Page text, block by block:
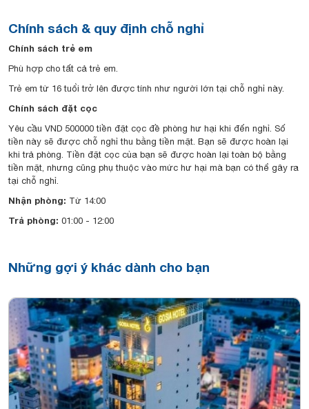
Chính sách & quy định chỗ nghỉ
Chính sách trẻ em
Phù hợp cho tất cả trẻ em.
Trẻ em từ 16 tuổi trở lên được tính như người lớn tại chỗ nghỉ này.
Chính sách đặt cọc
Yêu cầu VND 500000 tiền đặt cọc đề phòng hư hại khi đến nghỉ. Số
tiền này sẽ được chỗ nghỉ thu bằng tiền mặt. Bạn sẽ được hoàn lại
khi trả phòng. Tiền đặt cọc của bạn sẽ được hoàn lại toàn bộ bằng
tiền mặt, nhưng cũng phụ thuộc vào mức hư hại mà bạn có thể gây ra
tại chỗ nghỉ.
Nhận phòng: Từ 14:00
Trả phòng: 01:00 - 12:00
Những gợi ý khác dành cho bạn